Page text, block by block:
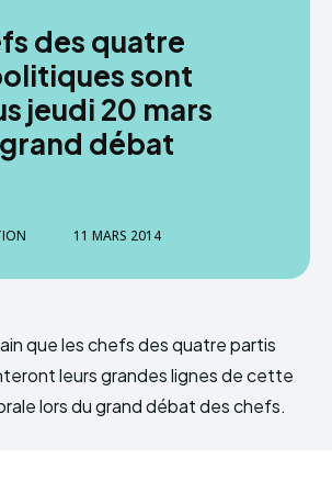
des quatre
sont
jeudi 20 mars
débat
11 MARS 2014
que les chefs des quatre partis
leurs grandes lignes de cette
lors du grand débat des chefs.